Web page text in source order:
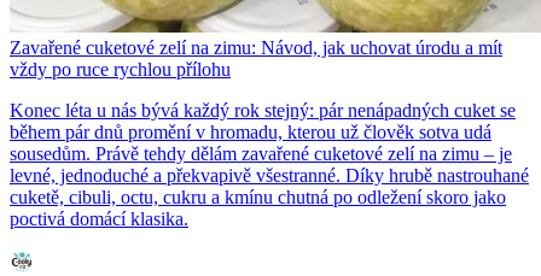
Zavařené cuketové zelí na zimu: Návod, jak uchovat úrodu a mít
vždy po ruce rychlou přílohu
Konec léta u nás bývá každý rok stejný: pár nenápadných cuket se
během pár dnů promění v hromadu, kterou už člověk sotva udá
sousedům. Právě tehdy dělám zavařené cuketové zelí na zimu – je
levné, jednoduché a překvapivě všestranné. Díky hrubě nastrouhané
cuketě, cibuli, octu, cukru a kmínu chutná po odležení skoro jako
poctivá domácí klasika.